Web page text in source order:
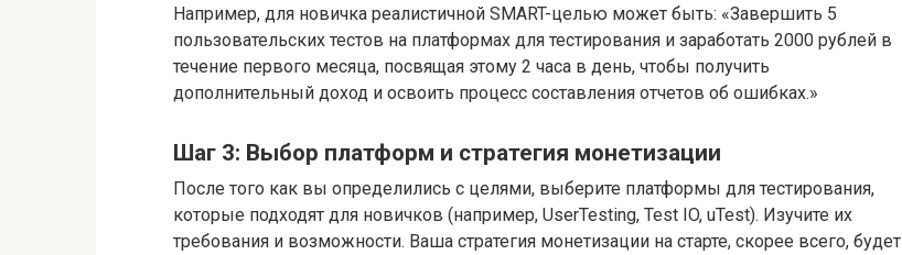
Например, для новичка реалистичной SMART-целью может быть: «Завершить 5
пользовательских тестов на платформах для тестирования и заработать 2000 рублей в
течение первого месяца, посвящая этому 2 часа в день, чтобы получить
дополнительный доход и освоить процесс составления отчетов об ошибках.»
Шаг 3: Выбор платформ и стратегия монетизации
После того как вы определились с целями, выберите платформы для тестирования,
которые подходят для новичков (например, UserTesting, Test IO, uTest). Изучите их
требования и возможности. Ваша стратегия монетизации на старте, скорее всего, будет